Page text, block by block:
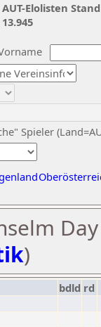
Spieler
AUT-Elolisten
13.945
)
bdld rd